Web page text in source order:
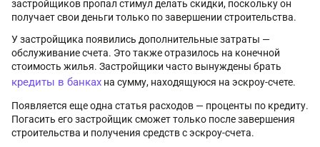
застройщиков пропал стимул делать скидки, поскольку он
получает свои деньги только по завершении строительства.
У застройщика появились дополнительные затраты —
обслуживание счета. Это также отразилось на конечной
стоимость жилья. Застройщики часто вынуждены брать
кредиты в банках на сумму, находящуюся на эскроу-счете.
Появляется еще одна статья расходов — проценты по кредиту.
Погасить его застройщик сможет только после завершения
строительства и получения средств с эскроу-счета.